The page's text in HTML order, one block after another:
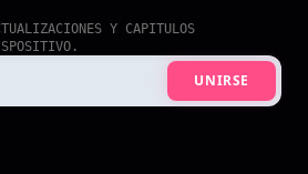
Y CAPITULOS
UNIRSE